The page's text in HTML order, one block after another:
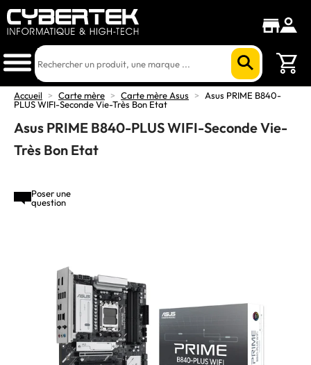
Accueil > Carte mère > Carte mère Asus >
Asus PRIME B840-
PLUS WIFI-Seconde Vie-Très Bon Etat
Asus PRIME B840-PLUS WIFI-Seconde Vie-
Très Bon Etat
Poser une
question